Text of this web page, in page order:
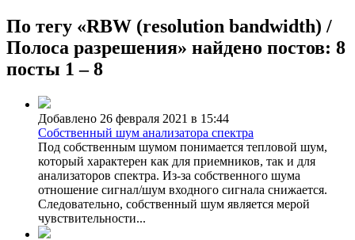
По тегу «RBW (resolution bandwidth) /
Полоса разрешения» найдено постов: 8
посты 1 – 8
Добавлено 26 февраля 2021 в 15:44
Собственный шум анализатора спектра
Под собственным шумом понимается тепловой шум,
который характерен как для приемников, так и для
анализаторов спектра. Из-за собственного шума
отношение сигнал/шум входного сигнала снижается.
Следовательно, собственный шум является мерой
чувствительности...